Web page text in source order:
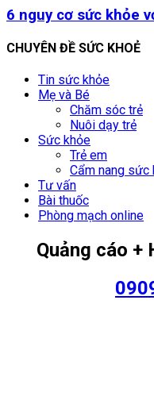
6 nguy cơ sức khỏe
CHUYÊN ĐỀ SỨC KHOẺ
Tin sức khỏe
Mẹ và Bé
Chăm sóc trẻ
Nuôi dạy trẻ
Sức khỏe
Trẻ em
Cẩm nang sức
Tư vấn
Bài thuốc
Phòng mạch online
Quảng cáo +